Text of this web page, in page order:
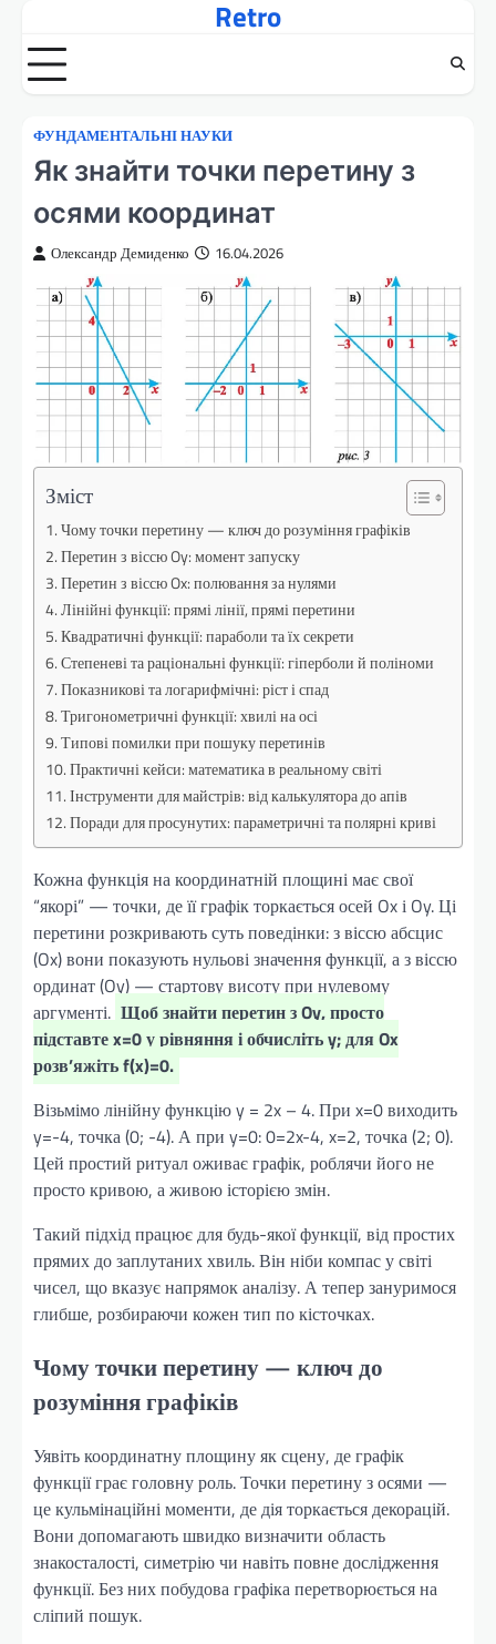
вмісту
Retro
ФУНДАМЕНТАЛЬНІ НАУКИ
Як знайти точки перетину з
осями координат
Олександр Демиденко 16.04.2026
Зміст
Чому точки перетину — ключ до розуміння графіків
Перетин з віссю Oy: момент запуску
Перетин з віссю Ox: полювання за нулями
Лінійні функції: прямі лінії, прямі перетини
Квадратичні функції: параболи та їх секрети
Степеневі та раціональні функції: гіперболи й поліноми
Показникові та логарифмічні: ріст і спад
Тригонометричні функції: хвилі на осі
Типові помилки при пошуку перетинів
Практичні кейси: математика в реальному світі
Інструменти для майстрів: від калькулятора до апів
Поради для просунутих: параметричні та полярні криві
Кожна функція на координатній площині має свої
“якорі” — точки, де її графік торкається осей Ox і Oy. Ці
перетини розкривають суть поведінки: з віссю абсцис
(Ox) вони показують нульові значення функції, а з віссю
ординат (Oy) — стартову висоту при нулевому
аргументі. Щоб знайти перетин з Oy, просто
підставте x=0 у рівняння і обчисліть y; для Ox
розв’яжіть f(x)=0.
Візьмімо лінійну функцію y = 2x – 4. При x=0 виходить
y=-4, точка (0; -4). А при y=0: 0=2x-4, x=2, точка (2; 0).
Цей простий ритуал оживає графік, роблячи його не
просто кривою, а живою історією змін.
Такий підхід працює для будь-якої функції, від простих
прямих до заплутаних хвиль. Він ніби компас у світі
чисел, що вказує напрямок аналізу. А тепер зануримося
глибше, розбираючи кожен тип по кісточках.
Чому точки перетину — ключ до
розуміння графіків
Уявіть координатну площину як сцену, де графік
функції грає головну роль. Точки перетину з осями —
це кульмінаційні моменти, де дія торкається декорацій.
Вони допомагають швидко визначити область
знакосталості, симетрію чи навіть повне дослідження
функції. Без них побудова графіка перетворюється на
сліпий пошук.